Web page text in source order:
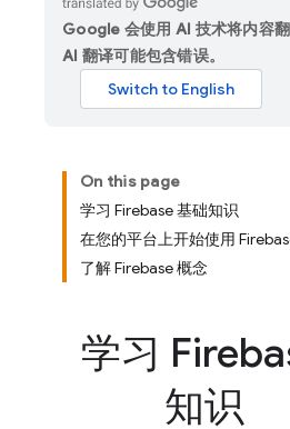
Google 会使用 AI 技术将内容翻
AI 翻译可能包含错误。
On this page
学习 Firebase 基础知识
在您的平台上开始使用
了解 Firebase 概念
学习
知识